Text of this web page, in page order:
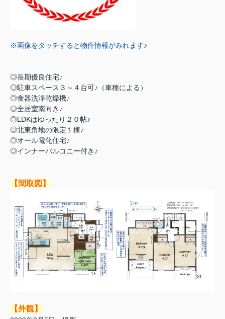
※画像をタッチすると物件情報がみれます♪
◎長期優良住宅♪
◎駐車スペース３～４台可♪（車種による）
◎食器洗浄乾燥機♪
◎全居室南向き♪
◎LDKはゆったり２０帖♪
◎北東角地の限定１棟♪
◎オール電化住宅♪
◎インナーバルコニー付き♪
【間取図】
【外観】